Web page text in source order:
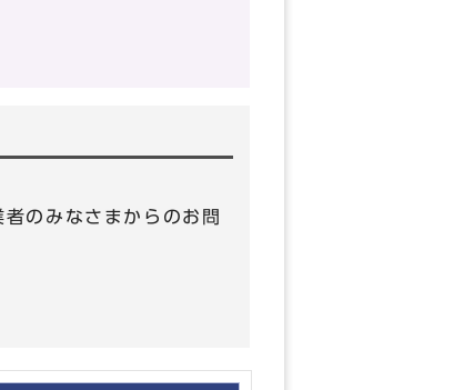
のみなさまからのお問